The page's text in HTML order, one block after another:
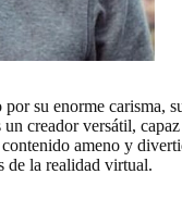
su enorme carisma,
creador versátil, capaz
ameno y
de la realidad virtual.